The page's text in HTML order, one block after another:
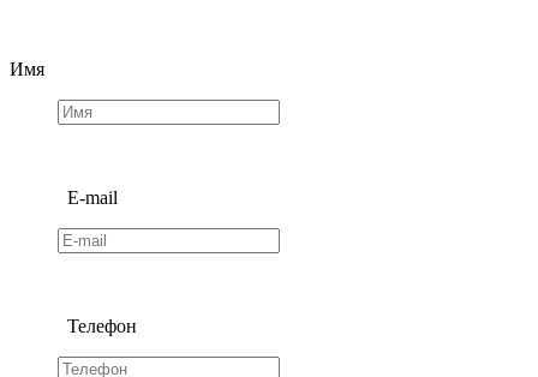
Имя
E-mail
Телефон